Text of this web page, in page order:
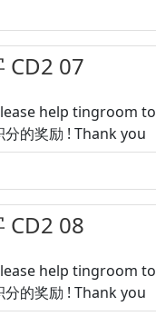
CD2 07
help tingroom
的奖励 ! Thank you
CD2 08
help tingroom
的奖励 ! Thank you